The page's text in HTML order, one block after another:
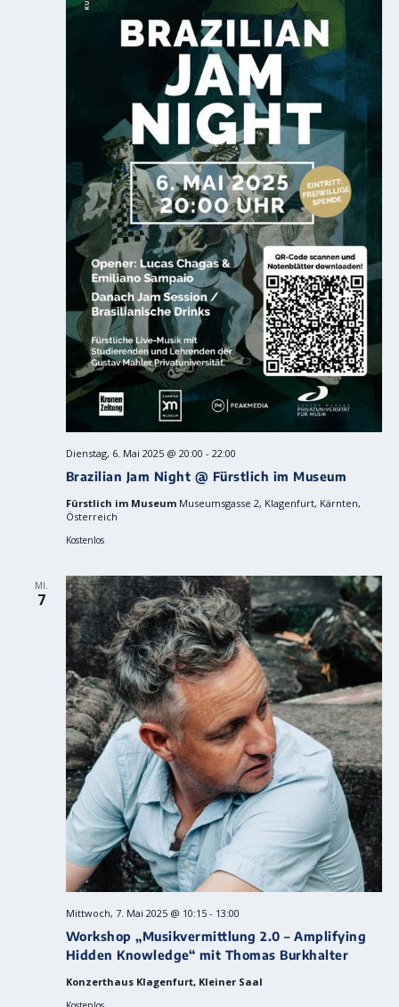
Brazilian Jam Night @ Fürstlich im Museum
Dienstag, 6. Mai 2025 @ 20:00 - 22:00
Fürstlich im Museum Museumsgasse 2, Klagenfurt, Kärnten,
Österreich
Kostenlos
MI.
7
Workshop „Musikvermittlung 2.0 – Amplifying
Hidden Knowledge“ mit Thomas Burkhalter
Mittwoch, 7. Mai 2025 @ 10:15- 13:00
Konzerthaus Klagenfurt, Kleiner Saal